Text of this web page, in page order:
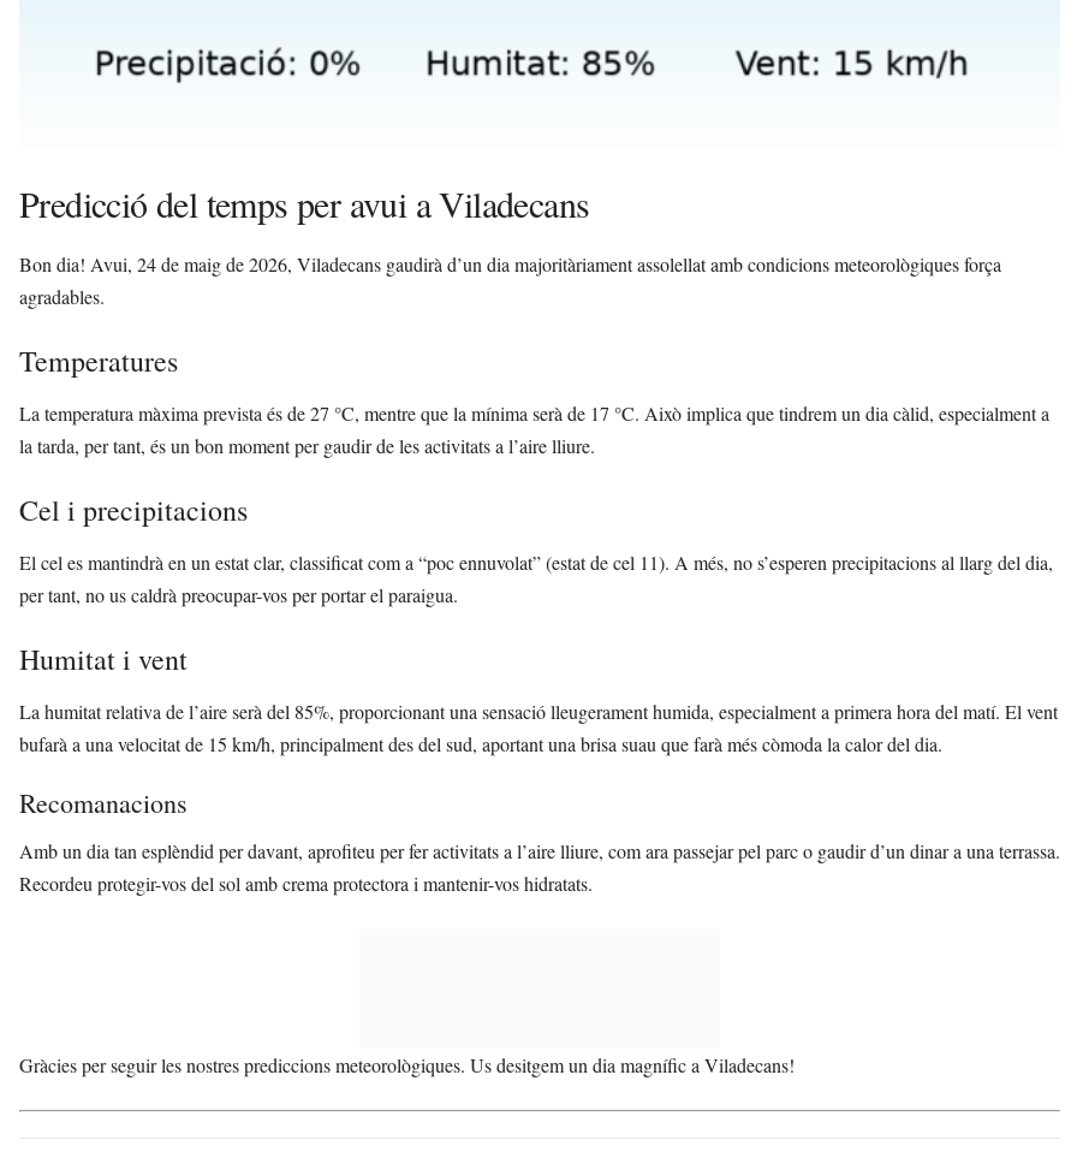
Predicció del temps per avui a Viladecans
Bon dia! Avui, 24 de maig de 2026, Viladecans gaudirà d’un dia majoritàriament assolellat amb condicions meteorològiques força
agradables.
Temperatures
La temperatura màxima prevista és de 27 °C, mentre que la mínima serà de 17 °C. Això implica que tindrem un dia càlid, especialment a
la tarda, per tant, és un bon moment per gaudir de les activitats a l’aire lliure.
Cel i precipitacions
El cel es mantindrà en un estat clar, classificat com a “poc ennuvolat” (estat de cel 11). A més, no s’esperen precipitacions al llarg del dia,
per tant, no us caldrà preocupar-vos per portar el paraigua.
Humitat i vent
La humitat relativa de l’aire serà del 85%, proporcionant una sensació lleugerament humida, especialment a primera hora del matí. El vent
bufarà a una velocitat de 15 km/h, principalment des del sud, aportant una brisa suau que farà més còmoda la calor del dia.
Recomanacions
Amb un dia tan esplèndid per davant, aprofiteu per fer activitats a l’aire lliure, com ara passejar pel parc o gaudir d’un dinar a una terrassa.
Recordeu protegir-vos del sol amb crema protectora i mantenir-vos hidratats.
Gràcies per seguir les nostres prediccions meteorològiques. Us desitgem un dia magnífic a Viladecans!